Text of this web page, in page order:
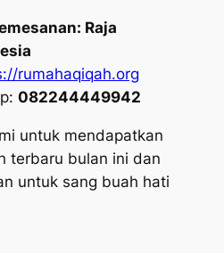
Raja
rumahaqiqah.org
082244449942
untuk mendapatkan
terbaru bulan ini dan
untuk sang buah hati